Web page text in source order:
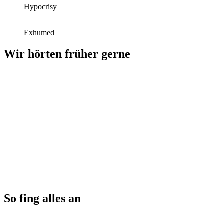
Hypocrisy
Exhumed
Wir hörten früher gerne
So fing alles an